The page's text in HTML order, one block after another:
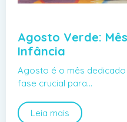
Agosto Verde:
Infância
Agosto é o mês dedicado
fase crucial para…
Leia mais